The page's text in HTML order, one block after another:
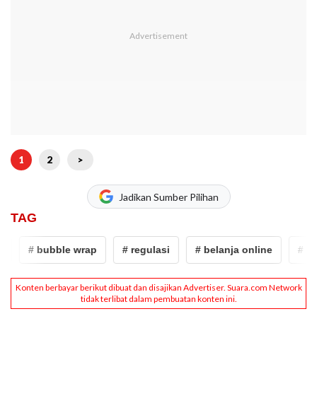
1 2 >
Jadikan Sumber Pilihan
TAG
# bubble wrap # regulasi # belanja online #